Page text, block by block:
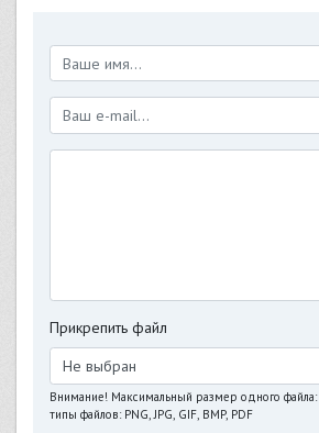
Прикрепить файл
Не выбран
Внимание! Максимальный размер одного файла:
типы файлов: PNG, JPG, GIF, BMP, PDF